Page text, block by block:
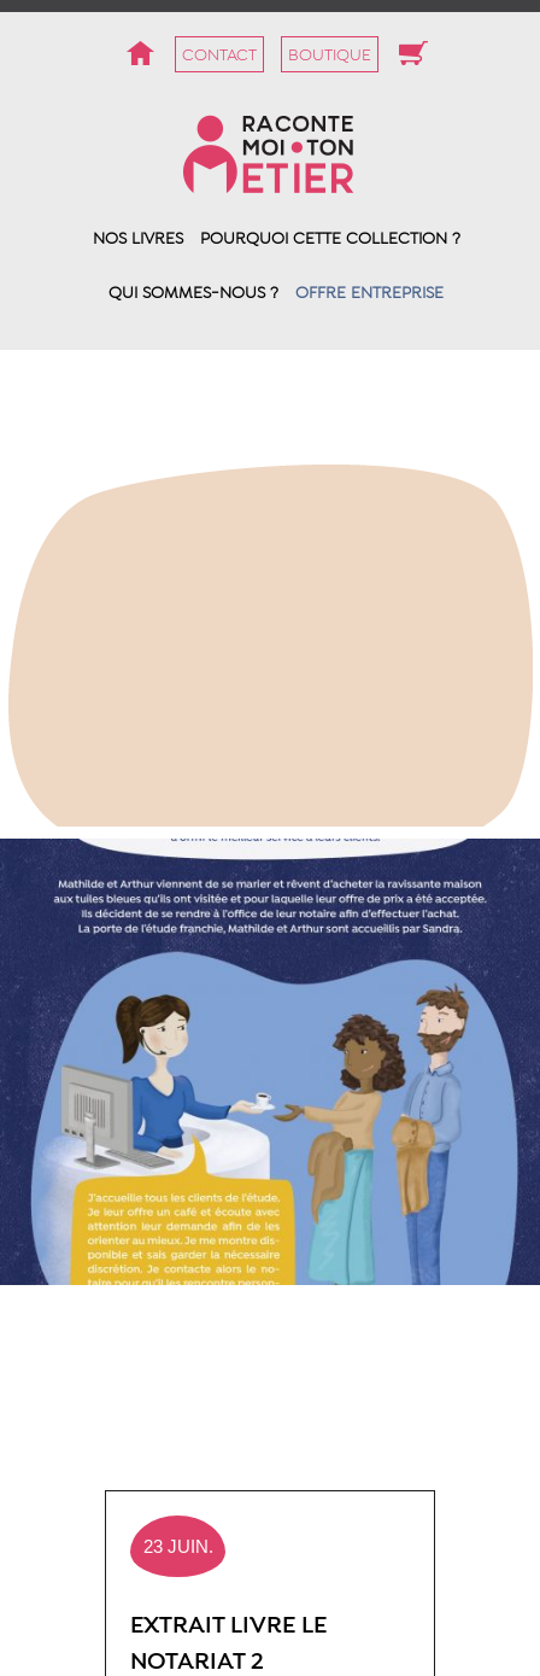
CONTACT BOUTIQUE
NOS LIVRES POURQUOI CETTE COLLECTION ?
QUI SOMMES-NOUS ? OFFRE ENTREPRISE
23 JUIN.
EXTRAIT LIVRE LE
NOTARIAT 2